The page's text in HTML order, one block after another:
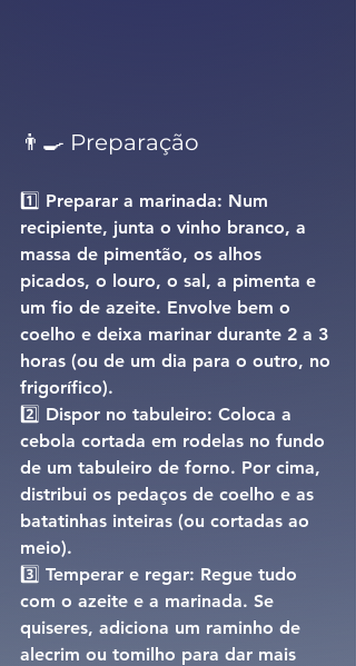
👨‍🍳 Preparação
1️⃣ Preparar a marinada: Num
recipiente, junta o vinho branco, a
massa de pimentão, os alhos
picados, o louro, o sal, a pimenta e
um fio de azeite. Envolve bem o
coelho e deixa marinar durante 2 a 3
horas (ou de um dia para o outro, no
frigorífico).
2️⃣ Dispor no tabuleiro: Coloca a
cebola cortada em rodelas no fundo
de um tabuleiro de forno. Por cima,
distribui os pedaços de coelho e as
batatinhas inteiras (ou cortadas ao
meio).
3️⃣ Temperar e regar: Regue tudo
com o azeite e a marinada. Se
quiseres, adiciona um raminho de
alecrim ou tomilho para dar mais